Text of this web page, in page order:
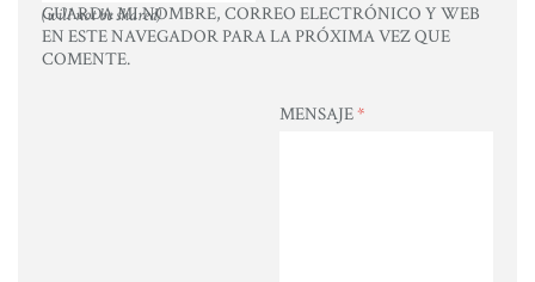
(will not be shared)
GUARDA MI NOMBRE, CORREO ELECTRÓNICO Y WEB
EN ESTE NAVEGADOR PARA LA PRÓXIMA VEZ QUE
COMENTE.
MENSAJE*